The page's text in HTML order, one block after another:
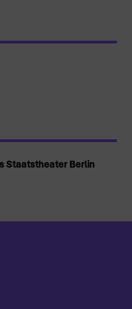
Staatstheater Berlin